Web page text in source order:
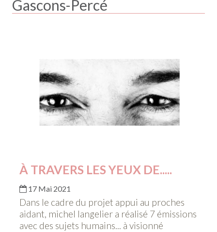
Gascons-Percé
À TRAVERS LES YEUX DE.....
17 Mai 2021
Dans le cadre du projet appui au proches
aidant, michel langelier a réalisé 7 émissions
avec des sujets humains... à visionné